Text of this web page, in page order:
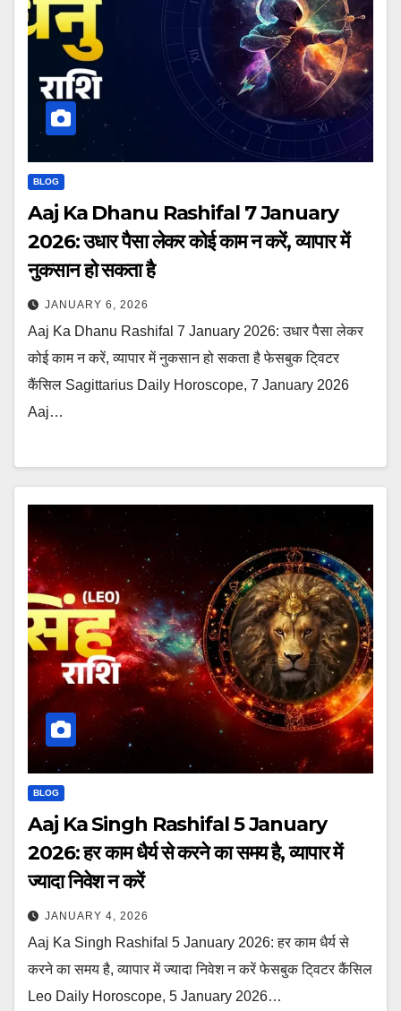
BLOG
Aaj Ka Dhanu Rashifal 7 January
2026: उधार पैसा लेकर कोई काम न करें, व्यापार में
नुकसान हो सकता है
JANUARY 6, 2026
Aaj Ka Dhanu Rashifal 7 January 2026: उधार पैसा लेकर
कोई काम न करें, व्यापार में नुकसान हो सकता है फेसबुक टि्वटर
कैंसिल Sagittarius Daily Horoscope, 7 January 2026
Aaj…
BLOG
Aaj Ka Singh Rashifal 5 January
2026: हर काम धैर्य से करने का समय है, व्यापार में
ज्यादा निवेश न करें
JANUARY 4, 2026
Aaj Ka Singh Rashifal 5 January 2026: हर काम धैर्य से
करने का समय है, व्यापार में ज्यादा निवेश न करें फेसबुक टि्वटर कैंसिल
Leo Daily Horoscope, 5 January 2026…